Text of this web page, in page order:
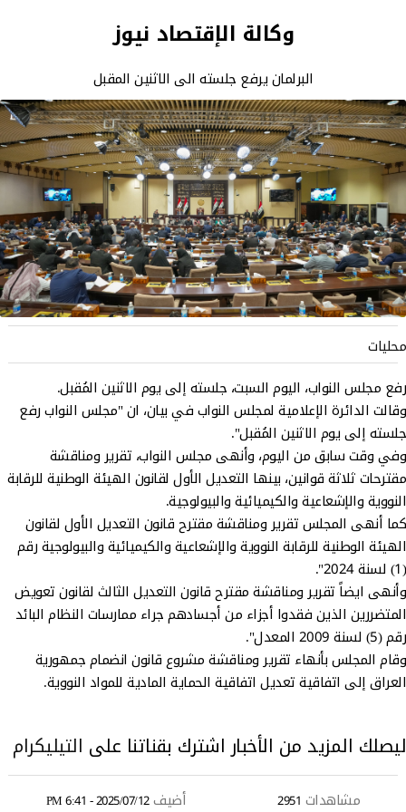
وكالة الإقتصاد نيوز
البرلمان يرفع جلسته الى الاثنين المقبل
محليات
رفع مجلس النواب، اليوم السبت، جلسته إلى يوم الاثنين المُقبل.
وقالت الدائرة الإعلامية لمجلس النواب في بيان، ان "مجلس النواب رفع
جلسته إلى يوم الاثنين المُقبل".
وفي وقت سابق من اليوم، وأنهى مجلس النواب، تقرير ومناقشة
مقترحات ثلاثة قوانين، بينها التعديل الأول لقانون الهيئة الوطنية للرقابة
النووية والإشعاعية والكيميائية والبيولوجية.
كما أنهى المجلس تقرير ومناقشة مقترح قانون التعديل الأول لقانون
الهيئة الوطنية للرقابة النووية والإشعاعية والكيميائية والبيولوجية رقم
(1) لسنة 2024".
وأنهى ايضاً تقرير ومناقشة مقترح قانون التعديل الثالث لقانون تعويض
المتضررين الذين فقدوا أجزاء من أجسادهم جراء ممارسات النظام البائد
رقم (5) لسنة 2009 المعدل".
وقام المجلس بأنهاء تقرير ومناقشة مشروع قانون انضمام جمهورية
العراق إلى اتفاقية تعديل اتفاقية الحماية المادية للمواد النووية.
ليصلك المزيد من الأخبار اشترك بقناتنا على التيليكرام
مشاهدات 2951 أضيف2025/07/12 - 6:41 PM